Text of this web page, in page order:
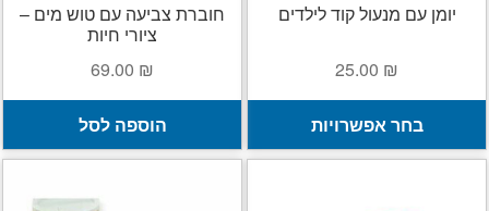
יומן עם מנעול קוד לילדים
25.00 ₪
בחר אפשרויות
יש
חוברת צביעה עם טוש מים –
ציורי חיות
69.00 ₪
הוספה לסל